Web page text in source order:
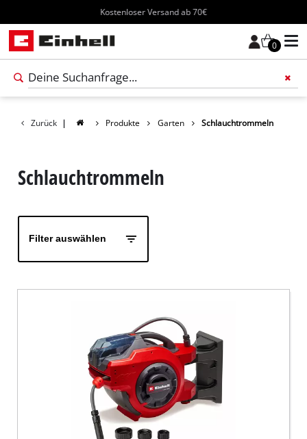
Kostenloser Versand ab 70€
0
Zurück | Produkte Garten Schlauchtrommeln
Schlauchtrommeln
Filter auswählen